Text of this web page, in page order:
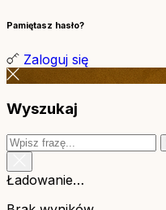
Pamiętasz hasło?
Zaloguj się
Wyszukaj
Ładowanie…